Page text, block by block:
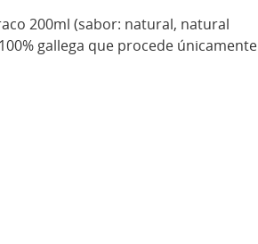
200ml (sabor: natural, natural
gallega que procede únicamente